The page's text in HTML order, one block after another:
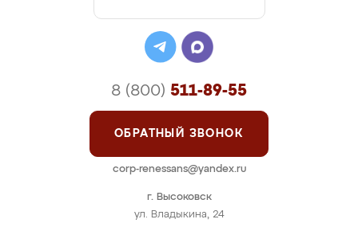
г. Высоковск
ул. Владыкина, 24
8 (800) 511-89-55
ОБРАТНЫЙ ЗВОНОК
corp-renessans@yandex.ru